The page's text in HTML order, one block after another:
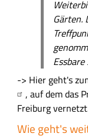
Gärten.
-> Hier geht's
, auf dem das
Freiburg
Wie geht's